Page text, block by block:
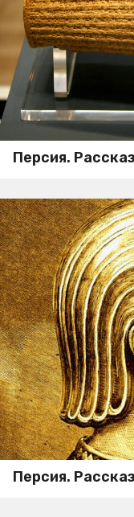
Персия.
Персия.